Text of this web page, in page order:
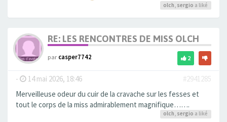
olch sergio a liké
RE: LES RENCONTRES DE MISS OLCH
parcasper7742 2
- 14 mai 2026, 18:46
#2941285
Merveilleuse odeur du cuir de la cravache sur les fesses et
tout le corps de la miss admirablement magnifique…….
olch, sergio a liké